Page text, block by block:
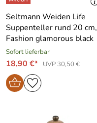
Seltmann Weiden Life
Suppenteller rund 20 cm,
Fashion glamorous black
Sofort lieferbar
18,90 €* UVP 30,50 €